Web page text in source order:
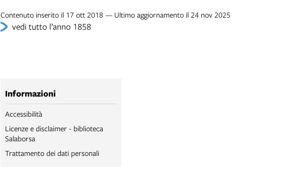
Contenuto inserito il 17 ott 2018 — Ultimo aggiornamento il 24 nov 2025
vedi tutto l’anno 1858
Informazioni
Accessibilità
Licenze e disclaimer - biblioteca
Salaborsa
Trattamento dei dati personali